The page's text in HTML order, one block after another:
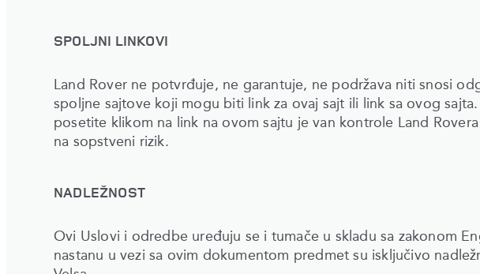
SPOLJNI LINKOVI
Land Rover ne potvrđuje, ne garantuje, ne podržava niti snosi
spoljne sajtove koji mogu biti link za ovaj sajt ili link sa ovog
posetite klikom na link na ovom sajtu je van kontrole Land
na sopstveni rizik.
NADLEŽNOST
Ovi Uslovi i odredbe uređuju se i tumače u skladu sa zakonom
nastanu u vezi sa ovim dokumentom predmet su isključivo